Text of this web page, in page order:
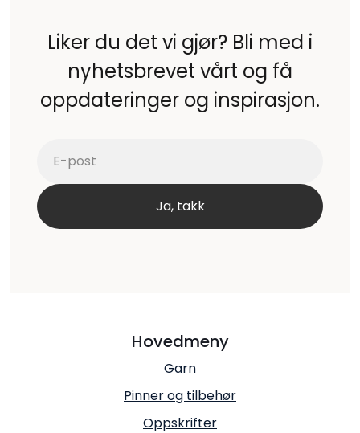
Liker du det vi gjør? Bli med i
nyhetsbrevet vårt og få
oppdateringer og inspirasjon.
Hovedmeny
Garn
Pinner og tilbehør
Oppskrifter